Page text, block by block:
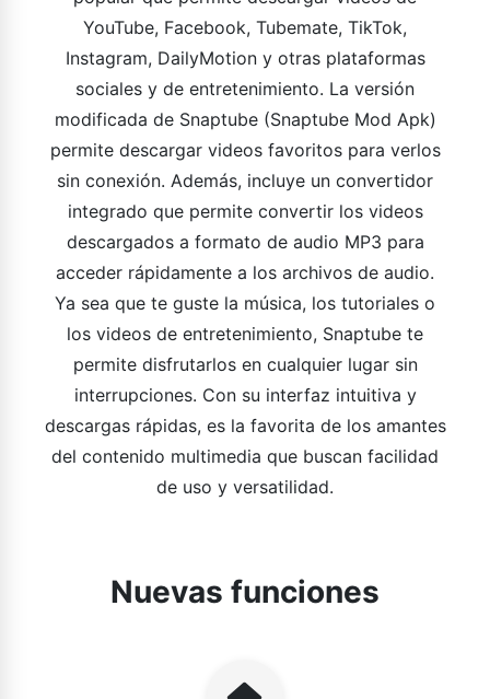
YouTube, Facebook, Tubemate, TikTok,
Instagram, DailyMotion y otras plataformas
sociales y de entretenimiento. La versión
modificada de Snaptube (Snaptube Mod Apk)
permite descargar videos favoritos para verlos
sin conexión. Además, incluye un convertidor
integrado que permite convertir los videos
descargados a formato de audio MP3 para
acceder rápidamente a los archivos de audio.
Ya sea que te guste la música, los tutoriales o
los videos de entretenimiento, Snaptube te
permite disfrutarlos en cualquier lugar sin
interrupciones. Con su interfaz intuitiva y
descargas rápidas, es la favorita de los amantes
del contenido multimedia que buscan facilidad
de uso y versatilidad.
Nuevas funciones